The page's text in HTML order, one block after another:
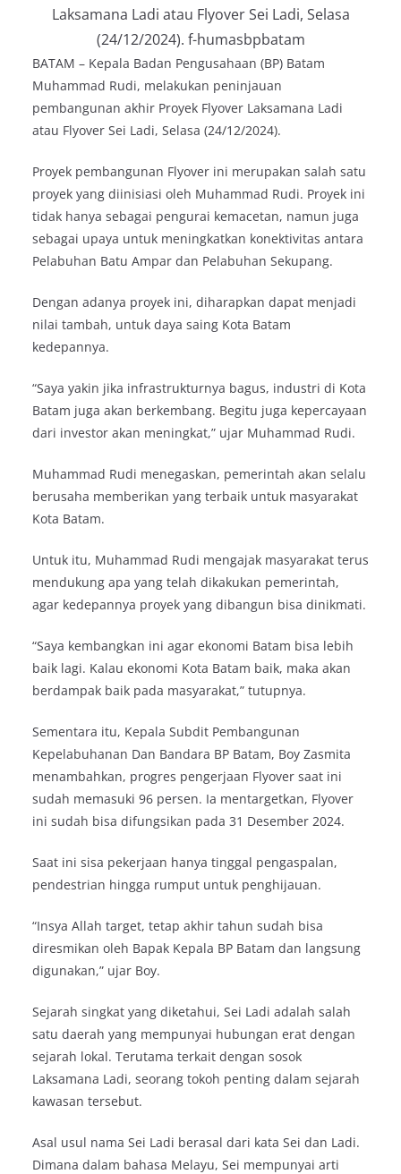
Laksamana Ladi atau Flyover Sei Ladi, Selasa
(24/12/2024). f-humasbpbatam
BATAM – Kepala Badan Pengusahaan (BP) Batam
Muhammad Rudi, melakukan peninjauan
pembangunan akhir Proyek Flyover Laksamana Ladi
atau Flyover Sei Ladi, Selasa (24/12/2024).
Proyek pembangunan Flyover ini merupakan salah satu
proyek yang diinisiasi oleh Muhammad Rudi. Proyek ini
tidak hanya sebagai pengurai kemacetan, namun juga
sebagai upaya untuk meningkatkan konektivitas antara
Pelabuhan Batu Ampar dan Pelabuhan Sekupang.
Dengan adanya proyek ini, diharapkan dapat menjadi
nilai tambah, untuk daya saing Kota Batam
kedepannya.
“Saya yakin jika infrastrukturnya bagus, industri di Kota
Batam juga akan berkembang. Begitu juga kepercayaan
dari investor akan meningkat,” ujar Muhammad Rudi.
Muhammad Rudi menegaskan, pemerintah akan selalu
berusaha memberikan yang terbaik untuk masyarakat
Kota Batam.
Untuk itu, Muhammad Rudi mengajak masyarakat terus
mendukung apa yang telah dikakukan pemerintah,
agar kedepannya proyek yang dibangun bisa dinikmati.
“Saya kembangkan ini agar ekonomi Batam bisa lebih
baik lagi. Kalau ekonomi Kota Batam baik, maka akan
berdampak baik pada masyarakat,” tutupnya.
Sementara itu, Kepala Subdit Pembangunan
Kepelabuhanan Dan Bandara BP Batam, Boy Zasmita
menambahkan, progres pengerjaan Flyover saat ini
sudah memasuki 96 persen. Ia mentargetkan, Flyover
ini sudah bisa difungsikan pada 31 Desember 2024.
Saat ini sisa pekerjaan hanya tinggal pengaspalan,
pendestrian hingga rumput untuk penghijauan.
“Insya Allah target, tetap akhir tahun sudah bisa
diresmikan oleh Bapak Kepala BP Batam dan langsung
digunakan,” ujar Boy.
Sejarah singkat yang diketahui, Sei Ladi adalah salah
satu daerah yang mempunyai hubungan erat dengan
sejarah lokal. Terutama terkait dengan sosok
Laksamana Ladi, seorang tokoh penting dalam sejarah
kawasan tersebut.
Asal usul nama Sei Ladi berasal dari kata Sei dan Ladi.
Dimana dalam bahasa Melayu, Sei mempunyai arti